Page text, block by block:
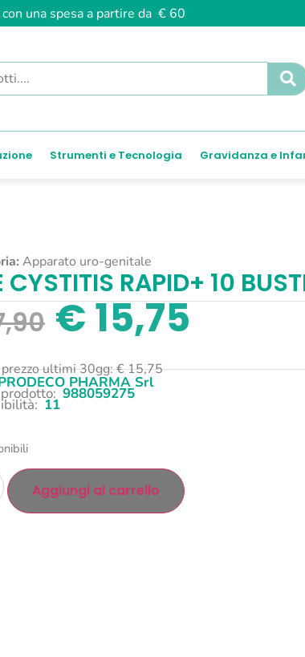
con una spesa a partire da € 60
Strumenti e Tecnologia Gravidanza e
Apparato uro-genitale
CYSTITIS RAPID+ 10
€15,75
ultimi 30gg:€15,75
PHARMA Srl
988059275
11
Aggiungi al carrello